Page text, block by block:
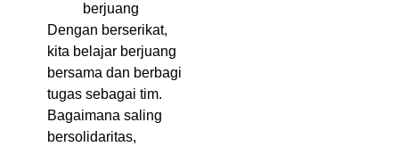
berjuang
Dengan berserikat,
kita belajar berjuang
bersama dan berbagi
tugas sebagai tim.
Bagaimana saling
bersolidaritas,